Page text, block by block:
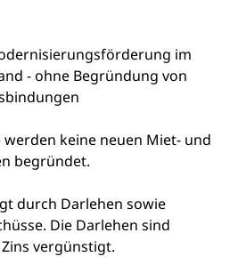
im
- ohne Begründung von
keine neuen Miet- und
begründet.
durch Darlehen sowie
Die Darlehen sind
vergünstigt.